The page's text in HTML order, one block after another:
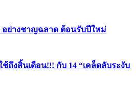
อย่างชาญฉลาด ต้อนรับปีใหม่
ถึงสิ้นเดือน!!! กับ 14 “เคล็ดลับระงับ